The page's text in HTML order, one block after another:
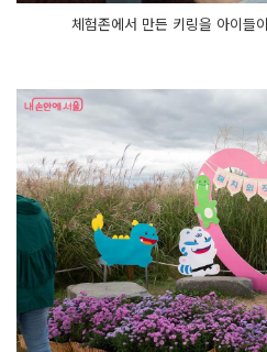
체험존에서 만든 키링을 아이들